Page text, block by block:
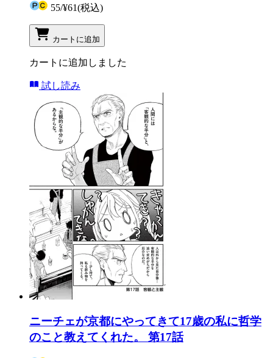
55/¥61(税込)
カートに追加
カートに追加しました
試し読み
ニーチェが京都にやってきて17歳の私に哲学
のこと教えてくれた。 第17話